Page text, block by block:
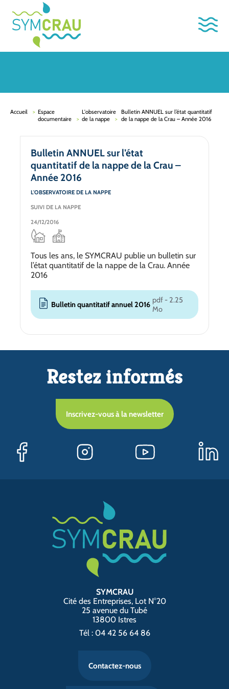
Accueil
Espace
documentaire
L'observatoire
de la nappe
Bulletin ANNUEL sur l’état quantitatif
de la nappe de la Crau – Année 2016
Bulletin ANNUEL sur l’état
quantitatif de la nappe de la Crau –
Année 2016
L'OBSERVATOIRE DE LA NAPPE
SUIVI DE LA NAPPE
24/12/2016
Tous les ans, le SYMCRAU publie un bulletin sur
l’état quantitatif de la nappe de la Crau. Année
2016
Bulletin quantitatif annuel 2016 pdf - 2.25
Mo
Restez informés
Inscrivez-vous à la newsletter
SYMCRAU
Cité des Entreprises, Lot N°20
25 avenue du Tubé
13800 Istres
Tél : 04 42 56 64 86
Contactez-nous